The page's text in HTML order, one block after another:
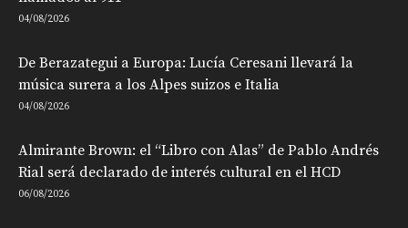
04/08/2026
De Berazategui a Europa: Lucía Ceresani llevará la
música surera a los Alpes suizos e Italia
04/08/2026
Almirante Brown: el “Libro con Alas” de Pablo Andrés
Rial será declarado de interés cultural en el HCD
06/08/2026